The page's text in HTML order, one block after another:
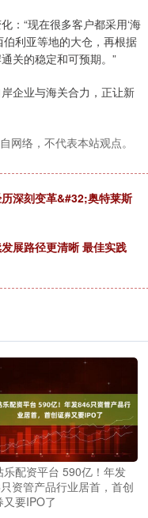
：“现在很多客户都采用‘海
利亚等地的大仓，再根据
关的稳定和可预期。”
企业与海关合力，正让新
网络，不代表本站观点。
深刻变革&#32;奥特莱斯
展路径更清晰 最佳实践
乐配资平台 590亿！年发
资管产品行业居首，首创
又要IPO了